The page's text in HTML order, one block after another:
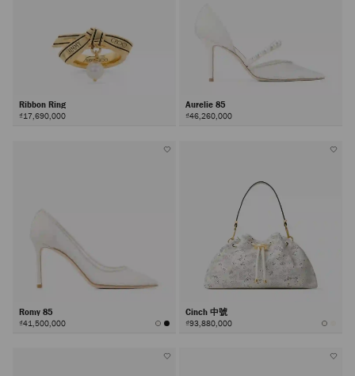
Ribbon Ring
₫17,690,000
Aurelie 85
₫46,260,000
Romy 85
₫41,500,000
Cinch 中號
₫93,880,000